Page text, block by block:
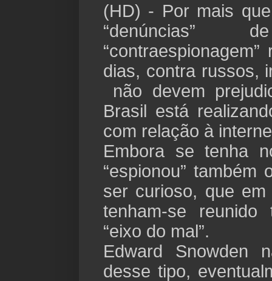
(HD) - Por mais
dias, contra russos,
não devem
Brasil está
com relação à
Embora se tenha
“espionou”
ser curioso, que
tenham-se
“eixo do mal”.
Edward Snowden
desse tipo,